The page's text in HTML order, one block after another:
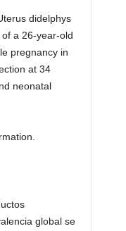
didelphys
a 26-year-old
pregnancy in
at 34
neonatal
global se